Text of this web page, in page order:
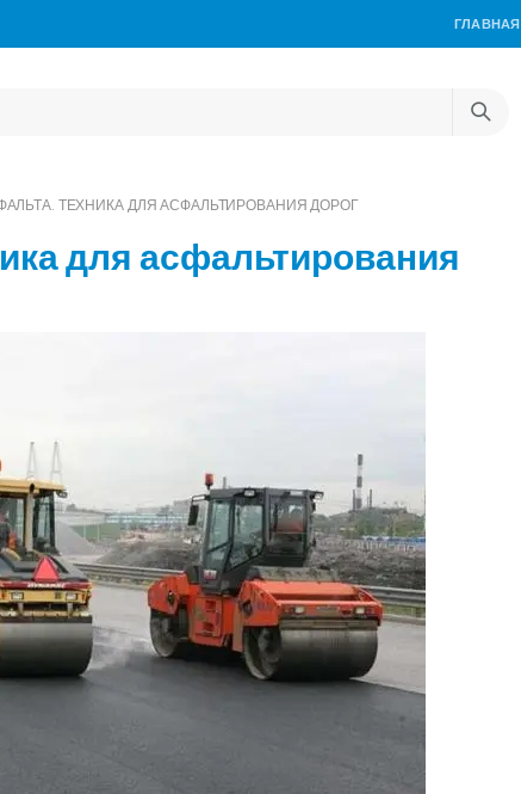
ГЛАВНАЯ
ТЕХНИКА ДЛЯ АСФАЛЬТИРОВАНИЯ ДОРОГ
для асфальтирования